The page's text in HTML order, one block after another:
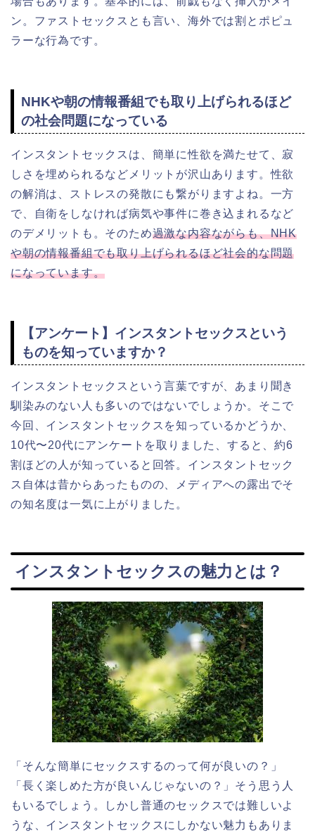
ン。ファストセックスとも言い、海外では割とポピュ
ラーな行為です。
NHKや朝の情報番組でも取り上げられるほど
の社会問題になっている
インスタントセックスは、簡単に性欲を満たせて、寂
しさを埋められるなどメリットが沢山あります。性欲
の解消は、ストレスの発散にも繋がりますよね。一方
で、自衛をしなければ病気や事件に巻き込まれるなど
のデメリットも。そのため過激な内容ながらも、NHK
や朝の情報番組でも取り上げられるほど社会的な問題
になっています。
【アンケート】インスタントセックスという
ものを知っていますか？
インスタントセックスという言葉ですが、あまり聞き
馴染みのない人も多いのではないでしょうか。そこで
今回、インスタントセックスを知っているかどうか、
10代〜20代にアンケートを取りました、すると、約6
割ほどの人が知っていると回答。インスタントセック
ス自体は昔からあったものの、メディアへの露出でそ
の知名度は一気に上がりました。
インスタントセックスの魅力とは？
「そんな簡単にセックスするのって何が良いの？」
「長く楽しめた方が良いんじゃないの？」そう思う人
もいるでしょう。しかし普通のセックスでは難しいよ
うな、インスタントセックスにしかない魅力もありま